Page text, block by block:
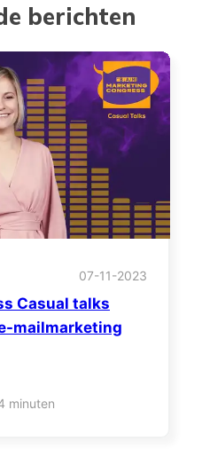
berichten
07-11-2023
Casual talks
mailmarketing
minuten